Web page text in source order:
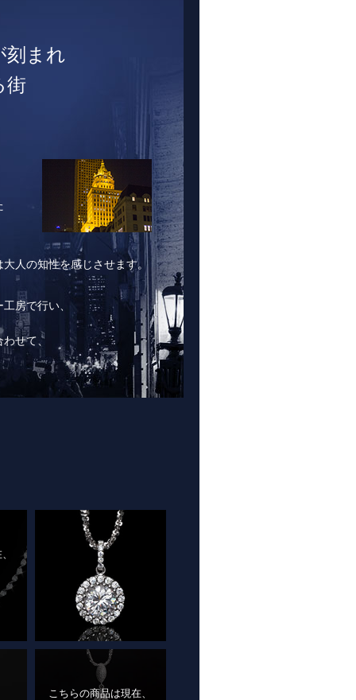
刻まれ
街
人の知性を感じさせます。
房で行い、
せて、
こちらの商品は現在、